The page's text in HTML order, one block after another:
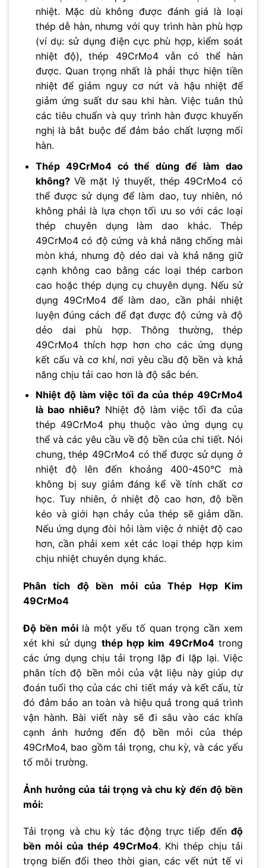
nhiệt. Mặc dù không được đánh giá là loại
thép dễ hàn, nhưng với quy trình hàn phù hợp
(ví dụ: sử dụng điện cực phù hợp, kiểm soát
nhiệt độ), thép 49CrMo4 vẫn có thể hàn
được. Quan trọng nhất là phải thực hiện tiền
nhiệt để giảm nguy cơ nứt và hậu nhiệt để
giảm ứng suất dư sau khi hàn. Việc tuân thủ
các tiêu chuẩn và quy trình hàn được khuyến
nghị là bắt buộc để đảm bảo chất lượng mối
hàn.
Thép 49CrMo4 có thể dùng để làm dao
không?Về mặt lý thuyết, thép 49CrMo4 có
thể được sử dụng để làm dao, tuy nhiên, nó
không phải là lựa chọn tối ưu so với các loại
thép chuyên dụng làm dao khác. Thép
49CrMo4 có độ cứng và khả năng chống mài
mòn khá, nhưng độ dẻo dai và khả năng giữ
cạnh không cao bằng các loại thép carbon
cao hoặc thép dụng cụ chuyên dụng. Nếu sử
dụng 49CrMo4 để làm dao, cần phải nhiệt
luyện đúng cách để đạt được độ cứng và độ
dẻo dai phù hợp. Thông thường, thép
49CrMo4 thích hợp hơn cho các ứng dụng
kết cấu và cơ khí, nơi yêu cầu độ bền và khả
năng chịu tải cao hơn là độ sắc bén.
Nhiệt độ làm việc tối đa của thép 49CrMo4
là bao nhiêu?Nhiệt độ làm việc tối đa của
thép 49CrMo4 phụ thuộc vào ứng dụng cụ
thể và các yêu cầu về độ bền của chi tiết. Nói
chung, thép 49CrMo4 có thể được sử dụng ở
nhiệt độ lên đến khoảng 400-450°C mà
không bị suy giảm đáng kể về tính chất cơ
học. Tuy nhiên, ở nhiệt độ cao hơn, độ bền
kéo và giới hạn chảy của thép sẽ giảm dần.
Nếu ứng dụng đòi hỏi làm việc ở nhiệt độ cao
hơn, cần phải xem xét các loại thép hợp kim
chịu nhiệt chuyên dụng khác.
Phân tích độ bền mỏi của Thép Hợp Kim
49CrMo4
Độ bền mỏilà một yếu tố quan trọng cần xem
xét khi sử dụng thép hợp kim 49CrMo4trong
các ứng dụng chịu tải trọng lặp đi lặp lại. Việc
phân tích độ bền mỏi của vật liệu này giúp dự
đoán tuổi thọ của các chi tiết máy và kết cấu, từ
đó đảm bảo an toàn và hiệu quả trong quá trình
vận hành. Bài viết này sẽ đi sâu vào các khía
cạnh ảnh hưởng đến độ bền mỏi của thép
49CrMo4, bao gồm tải trọng, chu kỳ, và các yếu
tố môi trường.
Ảnh hưởng của tải trọng và chu kỳ đến độ bền
mỏi:
Tải trọng và chu kỳ tác động trực tiếp đến độ
bền mỏi của thép 49CrMo4. Khi thép chịu tải
trọng biến đổi theo thời gian, các vết nứt tế vi